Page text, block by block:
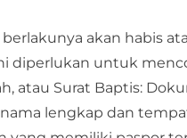
akan habis
diperlukan untuk
atau Surat Baptis:
lengkap dan